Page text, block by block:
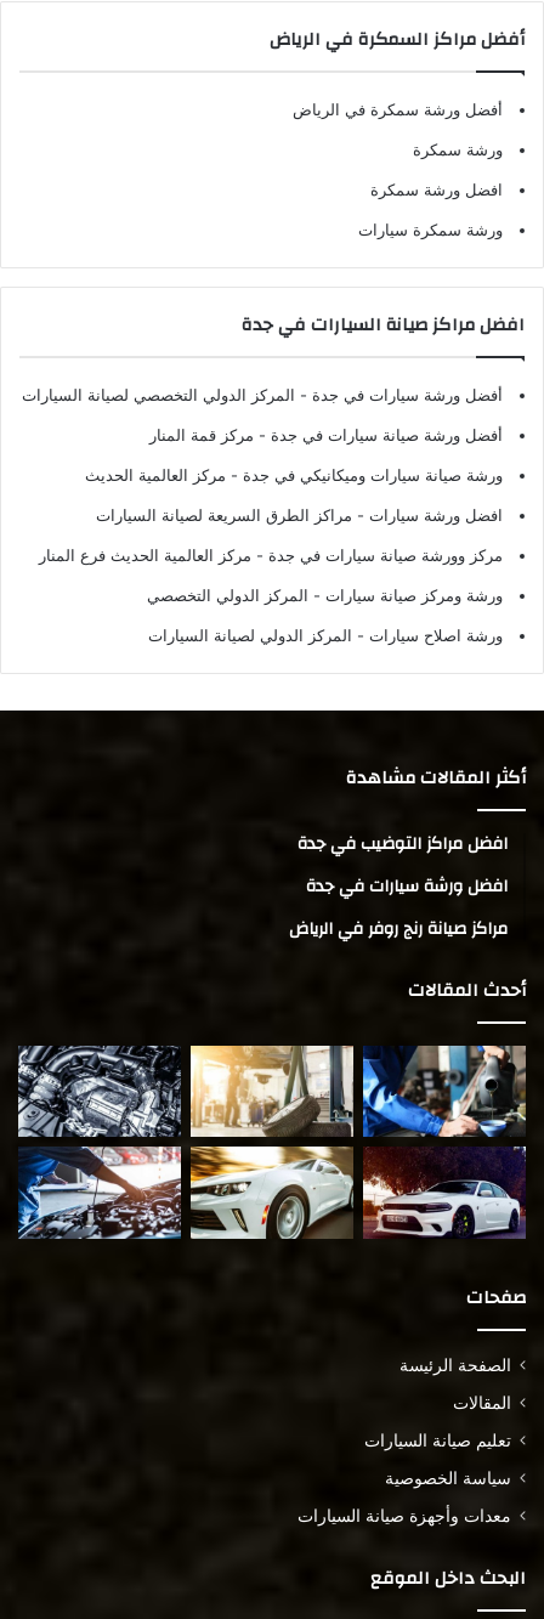
أفضل مراكز السمكرة في الرياض
أفضل ورشة سمكرة في الرياض
ورشة سمكرة
افضل ورشة سمكرة
ورشة سمكرة سيارات
افضل مراكز صيانة السيارات في جدة
أفضل ورشة سيارات في جدة - المركز الدولي التخصصي لصيانة السيارات
أفضل ورشة صيانة سيارات في جدة - مركز قمة المنار
ورشة صيانة سيارات وميكانيكي في جدة - مركز العالمية الحديث
افضل ورشة سيارات - مراكز الطرق السريعة لصيانة السيارات
مركز وورشة صيانة سيارات في جدة - مركز العالمية الحديث فرع المنار
ورشة ومركز صيانة سيارات - المركز الدولي التخصصي
ورشة اصلاح سيارات - المركز الدولي لصيانة السيارات
أكثر المقالات مشاهدة
افضل مراكز التوضيب في جدة
افضل ورشة سيارات في جدة
مراكز صيانة رنج روفر في الرياض
أحدث المقالات
صفحات
الصفحة الرئيسة
المقالات
تعليم صيانة السيارات
سياسة الخصوصية
معدات وأجهزة صيانة السيارات
البحث داخل الموقع